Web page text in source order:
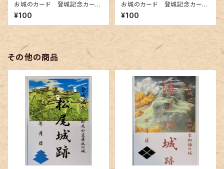
お城のカード 登城記念カー
ド 鈴岡小笠原氏 鈴岡城跡A
¥100
お城のカード 登城記念カー
ド 松尾小笠原氏 松尾城跡A
¥100
その他の商品